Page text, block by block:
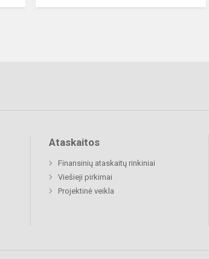
Ataskaitos
Finansinių ataskaitų rinkiniai
Viešieji pirkimai
Projektinė veikla